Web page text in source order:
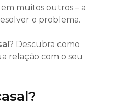
muitos outros – a
o problema.
? Descubra como
relação com o seu